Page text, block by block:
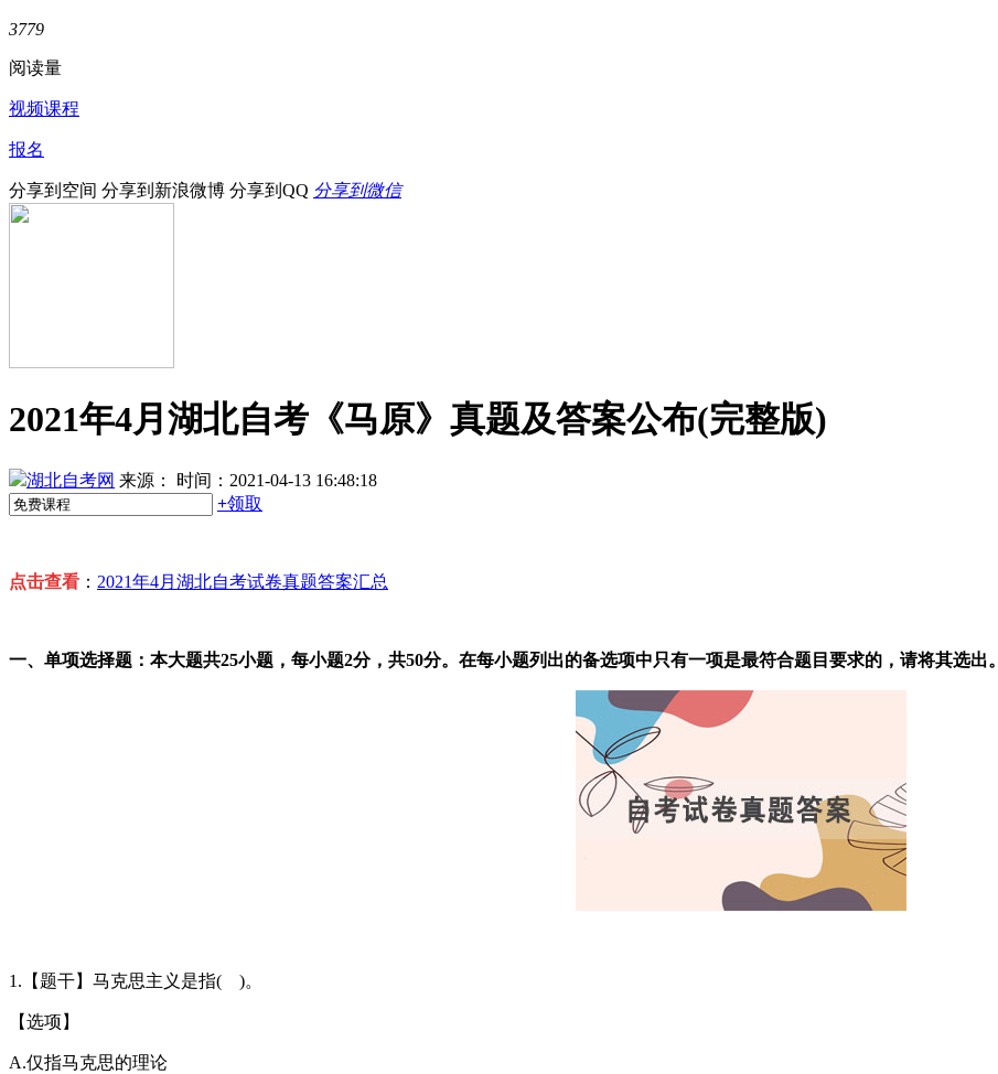
3779
阅读量
视频课程
报名
分享到空间 分享到新浪微博 分享到QQ 分享到微信
2021年4月湖北自考《马原》真题及答案公布(完整版)
湖北自考网 来源：
时间：2021-04-13 16:48:18
+领取
点击查看 ： 2021年4月湖北自考试卷真题答案汇总
一、单项选择题：本大题共25小题，每小题2分，共50分。在每小题列出的备选项中只有一项是最符合题目要求的，请将其选出。
1.【题干】马克思主义是指( )。
【选项】
A.仅指马克思的理论